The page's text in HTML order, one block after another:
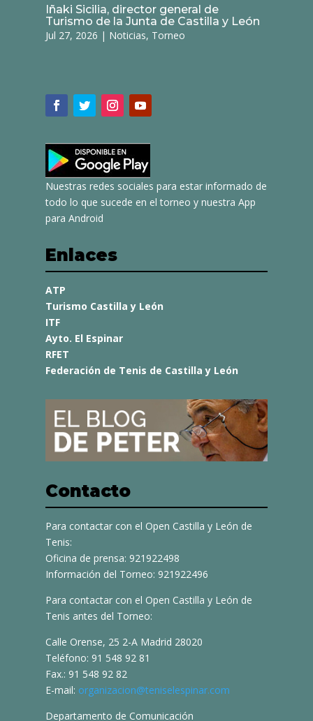
Iñaki Sicilia, director general de
Turismo de la Junta de Castilla y León
Jul 27, 2026 | Noticias, Torneo
Nuestras redes sociales para estar informado de
todo lo que sucede en el torneo y nuestra App
para Android
Enlaces
ATP
Turismo Castilla y León
ITF
Ayto. El Espinar
RFET
Federación de Tenis de Castilla y León
Contacto
Para contactar con el Open Castilla y León de
Tenis:
Oficina de prensa: 921922498
Información del Torneo: 921922496
Para contactar con el Open Castilla y León de
Tenis antes del Torneo:
Calle Orense, 25 2-A Madrid 28020
Teléfono: 91 548 92 81
Fax.: 91 548 92 82
E-mail: organizacion@teniselespinar.com
Departamento de Comunicación